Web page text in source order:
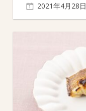
2021年4月28日